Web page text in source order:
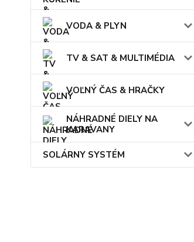
VODA & PLYN
TV & SAT & MULTIMÉDIA
VOĽNÝ ČAS & HRAČKY
NÁHRADNÉ DIELY NA
KARAVANY
SOLÁRNY SYSTÉM